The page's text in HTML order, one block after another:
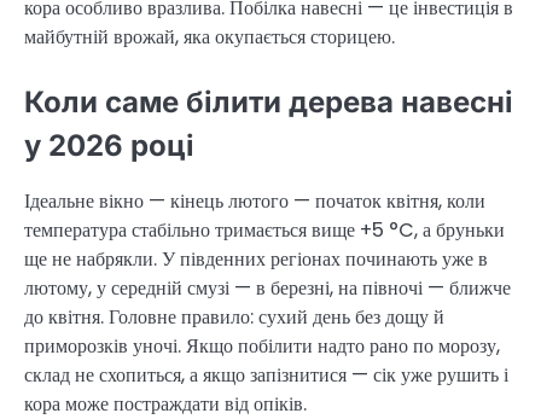
кора особливо вразлива. Побілка навесні — це інвестиція в
майбутній врожай, яка окупається сторицею.
Коли саме білити дерева навесні
у 2026 році
Ідеальне вікно — кінець лютого — початок квітня, коли
температура стабільно тримається вище +5 °C, а бруньки
ще не набрякли. У південних регіонах починають уже в
лютому, у середній смузі — в березні, на півночі — ближче
до квітня. Головне правило: сухий день без дощу й
приморозків уночі. Якщо побілити надто рано по морозу,
склад не схопиться, а якщо запізнитися — сік уже рушить і
кора може постраждати від опіків.